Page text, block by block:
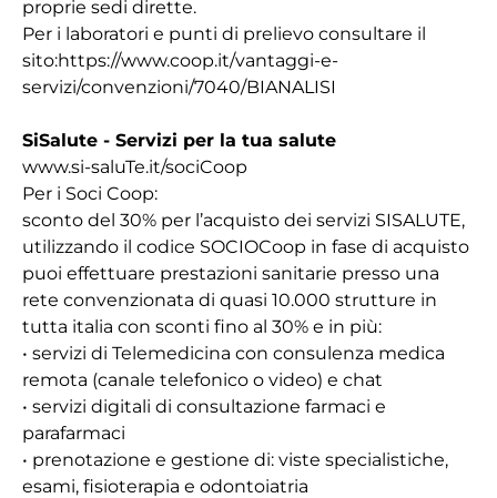
proprie sedi dirette.
Per i laboratori e punti di prelievo consultare il
sito:https://www.coop.it/vantaggi-e-
servizi/convenzioni/7040/BIANALISI
SiSalute - Servizi per la tua salute
www.si-saluTe.it/sociCoop
Per i Soci Coop:
sconto del 30% per l’acquisto dei servizi SISALUTE,
utilizzando il codice SOCIOCoop in fase di acquisto
puoi effettuare prestazioni sanitarie presso una
rete convenzionata di quasi 10.000 strutture in
tutta italia con sconti fino al 30% e in più:
• servizi di Telemedicina con consulenza medica
remota (canale telefonico o video) e chat
• servizi digitali di consultazione farmaci e
parafarmaci
• prenotazione e gestione di: viste specialistiche,
esami, fisioterapia e odontoiatria